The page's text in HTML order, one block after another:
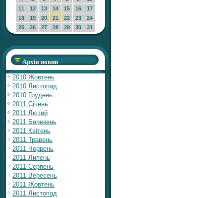
11
12 13 14 15 16
17
18
19 20 21 22 23
24
25
26 27 28 29 30 31
Архів новин
2010 Жовтень
2010 Листопад
2010 Грудень
2011 Січень
2011 Лютий
2011 Березень
2011 Квітень
2011 Травень
2011 Червень
2011 Липень
2011 Серпень
2011 Вересень
2011 Жовтень
2011 Листопад